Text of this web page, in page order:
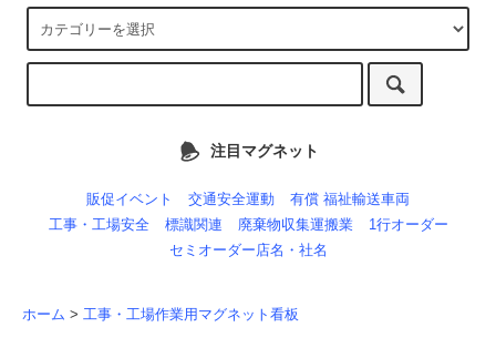
注目マグネット
販促イベント 交通安全運動
有償 福祉輸送車両
工事・工場安全
標識関連 廃棄物収集運搬業
1行オーダー
セミオーダー店名・社名
ホーム > 工事・工場作業用マグネット看板